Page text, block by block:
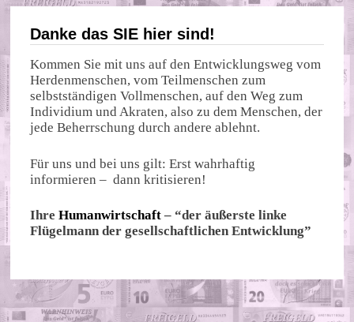
Beiträge
Danke das SIE hier sind!
Kommen Sie mit uns auf den Entwicklungsweg vom
Herdenmenschen, vom Teilmenschen zum
selbstständigen Vollmenschen, auf den Weg zum
Individium und Akraten, also zu dem Menschen, der
jede Beherrschung durch andere ablehnt.
Für uns und bei uns gilt: Erst wahrhaftig
informieren – dann kritisieren!
IhreHumanwirtschaft – “der äußerste linke
Flügelmann der gesellschaftlichen Entwicklung”